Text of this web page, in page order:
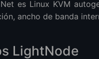
es Linux KVM
ancho de banda
LightNode